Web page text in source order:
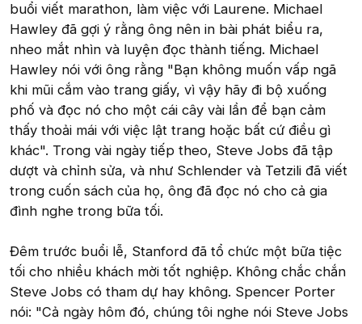
buổi viết marathon, làm việc với Laurene. Michael
Hawley đã gợi ý rằng ông nên in bài phát biểu ra,
nheo mắt nhìn và luyện đọc thành tiếng. Michael
Hawley nói với ông rằng "Bạn không muốn vấp ngã
khi mũi cắm vào trang giấy, vì vậy hãy đi bộ xuống
phố và đọc nó cho một cái cây vài lần để bạn cảm
thấy thoải mái với việc lật trang hoặc bất cứ điều gì
khác". Trong vài ngày tiếp theo, Steve Jobs đã tập
dượt và chỉnh sửa, và như Schlender và Tetzili đã viết
trong cuốn sách của họ, ông đã đọc nó cho cả gia
đình nghe trong bữa tối.
Đêm trước buổi lễ, Stanford đã tổ chức một bữa tiệc
tối cho nhiều khách mời tốt nghiệp. Không chắc chắn
Steve Jobs có tham dự hay không. Spencer Porter
nói: "Cả ngày hôm đó, chúng tôi nghe nói Steve Jobs